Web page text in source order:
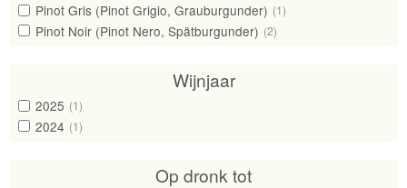
Pinot Gris (Pinot Grigio, Grauburgunder) (1)
Pinot Noir (Pinot Nero, Spätburgunder) (2)
Wijnjaar
2025 (1)
2024 (1)
Op dronk tot